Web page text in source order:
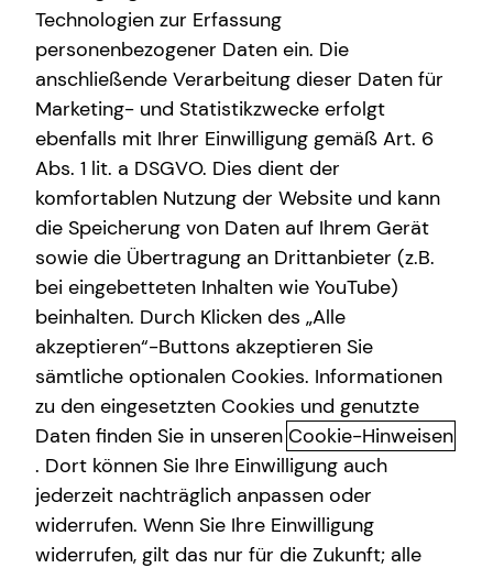
E-Mail Anruf
andre.boeckmann@tecis.de
Weinsbergstraße 190
50825 Köln
+49 (221) 96264110
+49 (151) 40438000
Geschäftszeiten
Technologien zur Erfassung
personenbezogener Daten ein. Die
anschließende Verarbeitung dieser Daten für
Marketing- und Statistikzwecke erfolgt
ebenfalls mit Ihrer Einwilligung gemäß Art. 6
Abs. 1 lit. a DSGVO. Dies dient der
komfortablen Nutzung der Website und kann
die Speicherung von Daten auf Ihrem Gerät
sowie die Übertragung an Drittanbieter (z.B.
bei eingebetteten Inhalten wie YouTube)
beinhalten. Durch Klicken des „Alle
akzeptieren“-Buttons akzeptieren Sie
sämtliche optionalen Cookies. Informationen
zu den eingesetzten Cookies und genutzte
Daten finden Sie in unseren Cookie-Hinweisen
. Dort können Sie Ihre Einwilligung auch
jederzeit nachträglich anpassen oder
widerrufen. Wenn Sie Ihre Einwilligung
widerrufen, gilt das nur für die Zukunft; alle